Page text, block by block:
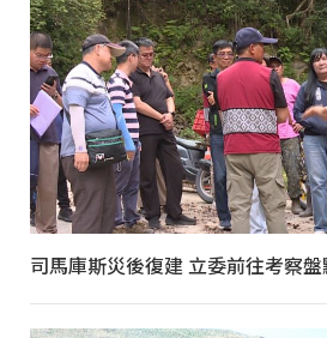
司馬庫斯災後復建 立委前往考察